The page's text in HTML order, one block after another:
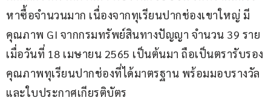
หาซื้อจำนวนมาก เนื่องจากทุเรียนปากช่องเขาใหญ่ มี
คุณภาพ GI จากกรมทรัพย์สินทางปัญญา จำนวน 39 ราย
เมื่อวันที่ 18 เมษายน 2565 เป็นต้นมา ถือเป็นตรารับรอง
คุณภาพทุเรียนปากช่องที่ได้มาตรฐาน พร้อมมอบรางวัล
และใบประกาศเกียรติบัตร